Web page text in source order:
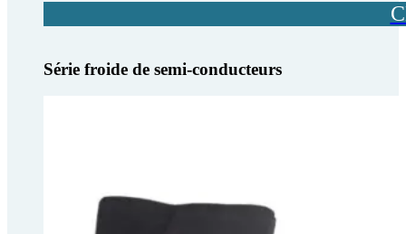
Série froide de semi-conducteurs